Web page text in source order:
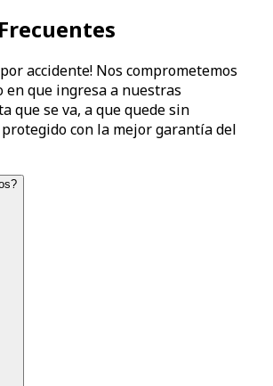
accidente! Nos comprometemos
en que ingresa a nuestras
que se va, a que quede sin
con la mejor garantía del